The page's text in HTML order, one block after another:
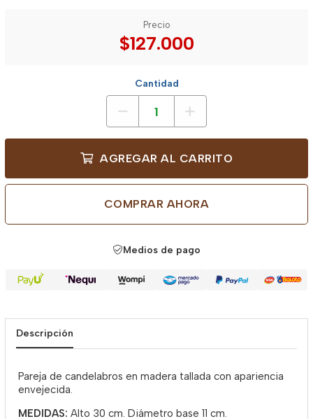
Precio
$127.000
Cantidad
AGREGAR AL CARRITO
COMPRAR AHORA
Medios de pago
Descripción
Pareja de candelabros en madera tallada con apariencia
envejecida.
MEDIDAS: Alto 30 cm. Diámetro base 11 cm.